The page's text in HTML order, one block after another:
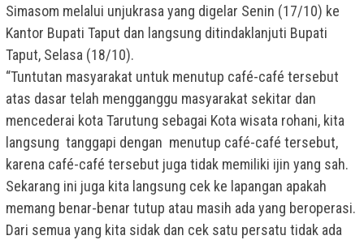
Simasom melalui unjukrasa yang digelar Senin (17/10) ke
Kantor Bupati Taput dan langsung ditindaklanjuti Bupati
Taput, Selasa (18/10).
“Tuntutan masyarakat untuk menutup café-café tersebut
atas dasar telah mengganggu masyarakat sekitar dan
mencederai kota Tarutung sebagai Kota wisata rohani, kita
langsung tanggapi dengan menutup café-café tersebut,
karena café-café tersebut juga tidak memiliki ijin yang sah.
Sekarang ini juga kita langsung cek ke lapangan apakah
memang benar-benar tutup atau masih ada yang beroperasi.
Dari semua yang kita sidak dan cek satu persatu tidak ada